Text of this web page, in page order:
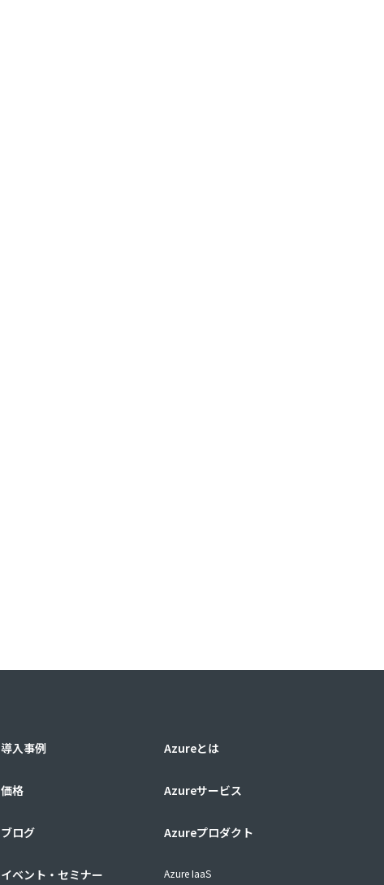
導入事例
価格
ブログ
イベント・セミナー
Azureとは
Azureサービス
Azureプロダクト
Azure IaaS